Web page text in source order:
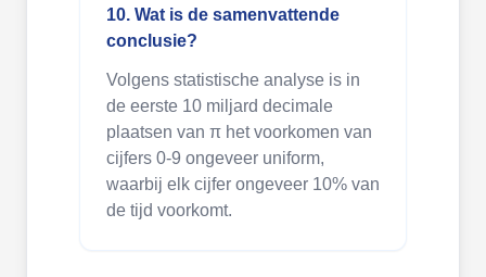
10. Wat is de samenvattende
conclusie?
Volgens statistische analyse is in
de eerste 10 miljard decimale
plaatsen van π het voorkomen van
cijfers 0-9 ongeveer uniform,
waarbij elk cijfer ongeveer 10% van
de tijd voorkomt.